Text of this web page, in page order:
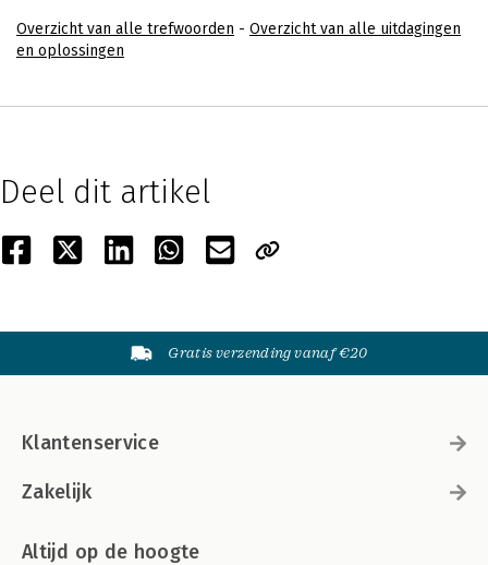
Overzicht van alle trefwoorden - Overzicht van alle uitdagingen
en oplossingen
Deel dit artikel
Gratis verzending vanaf €20
Klantenservice
Zakelijk
Altijd op de hoogte